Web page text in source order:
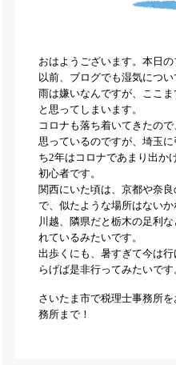
おはようございます。本日の
以前、ブログでも湿気につ
雨は嫌いなんですが、ここ
と思ってしまいます。
コロナも落ち着いてきたの
思っているのですが、埼玉
ち2年はコロナであまり出か
初心者です。
関西にいた頃は、京都や奈
で、似たような場所はない
川越、隣県だと栃木の足利
れているみたいです。
出歩くにも、暑すぎて今は
らげば是非行ってみたいです
さいたま市で税理士事務所
務所まで！